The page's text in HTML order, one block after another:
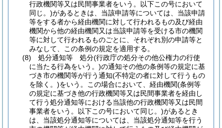
行政機関等又は民間事業者をいう。以下この号において
同じ。)があるときは、当該申請等については、当該申請
等をする者から経由機関に対して行われるもの及び経由
機関から他の経由機関又は当該申請等を受ける市の機関
等に対して行われるものごとに、それぞれ別の申請等と
みなして、この条例の規定を適用する。
(8)
処分通知等 処分(行政庁の処分その他公権力の行使
に当たる行為をいう。)の通知その他の条例等の規定に基
づき市の機関等が行う通知(不特定の者に対して行うもの
を除く。)をいう。 この場合において、経由機関(条例等
の規定に基づき他の行政機関等又は民間事業者を経由し
て行う処分通知等における当該他の行政機関等又は民間
事業者をいう。以下この号において同じ。)があるとき
は、当該処分通知等については、当該処分通知等を行う